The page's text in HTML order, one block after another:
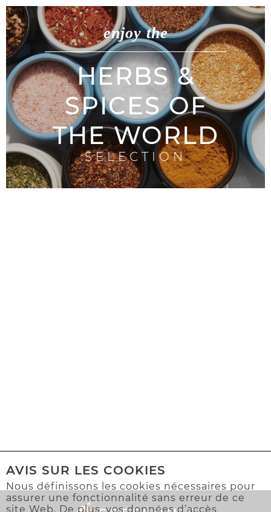
enjoy the
HERBS &
SPICES OF
THE WORLD
SELECTION
AVIS SUR LES COOKIES
Nous définissons les cookies nécessaires pour
assurer une fonctionnalité sans erreur de ce
site Web. De plus, vos données d’accès